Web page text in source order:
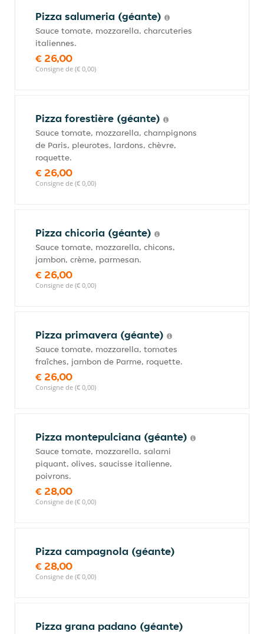
Pizza salumeria (géante)
Sauce tomate, mozzarella, charcuteries
italiennes.
€ 26,00
Consigne de (€ 0,00)
Pizza forestière (géante)
Sauce tomate, mozzarella, champignons
de Paris, pleurotes, lardons, chèvre,
roquette.
€ 26,00
Consigne de (€ 0,00)
Pizza chicoria (géante)
Sauce tomate, mozzarella, chicons,
jambon, crème, parmesan.
€ 26,00
Consigne de (€ 0,00)
Pizza primavera (géante)
Sauce tomate, mozzarella, tomates
fraîches, jambon de Parme, roquette.
€ 26,00
Consigne de (€ 0,00)
Pizza montepulciana (géante)
Sauce tomate, mozzarella, salami
piquant, olives, saucisse italienne,
poivrons.
€ 28,00
Consigne de (€ 0,00)
Pizza campagnola (géante)
€ 28,00
Consigne de (€ 0,00)
Pizza grana padano (géante)